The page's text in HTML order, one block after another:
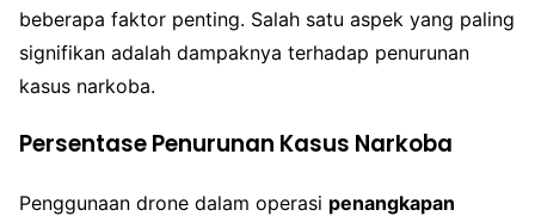
beberapa faktor penting. Salah satu aspek yang paling
signifikan adalah dampaknya terhadap penurunan
kasus narkoba.
Persentase Penurunan Kasus Narkoba
Penggunaan drone dalam operasi penangkapan